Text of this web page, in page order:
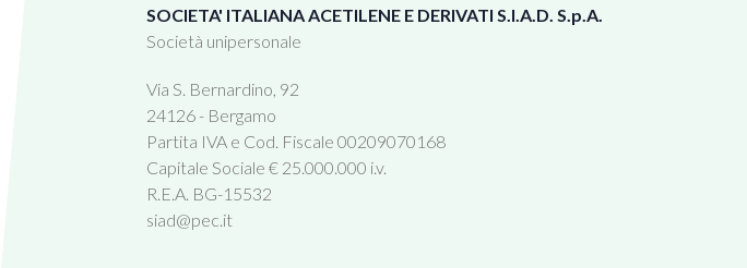
SOCIETA' ITALIANA ACETILENE E DERIVATI S.I.A.D. S.p.A.
Società unipersonale
Via S. Bernardino, 92
24126 - Bergamo
Partita IVA e Cod. Fiscale 00209070168
Capitale Sociale € 25.000.000 i.v.
R.E.A. BG-15532
siad@pec.it